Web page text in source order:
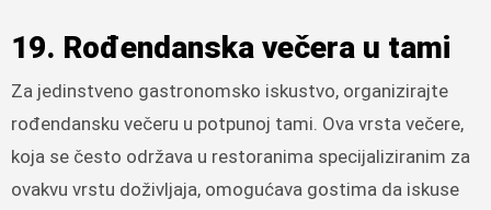
19. Rođendanska večera u tami
Za jedinstveno gastronomsko iskustvo, organizirajte
rođendansku večeru u potpunoj tami. Ova vrsta večere,
koja se često održava u restoranima specijaliziranim za
ovakvu vrstu doživljaja, omogućava gostima da iskuse